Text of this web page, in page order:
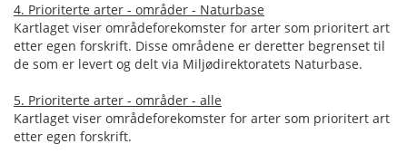
4. Prioriterte arter - områder - Naturbase
Kartlaget viser områdeforekomster for arter som prioritert art
etter egen forskrift. Disse områdene er deretter begrenset til
de som er levert og delt via Miljødirektoratets Naturbase.
5. Prioriterte arter - områder - alle
Kartlaget viser områdeforekomster for arter som prioritert art
etter egen forskrift.